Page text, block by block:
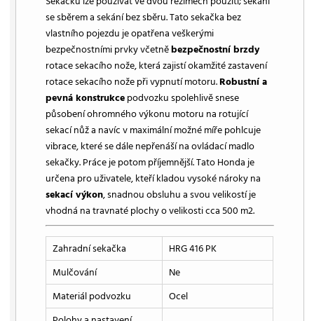
se sběrem a sekání bez sběru. Tato sekačka bez
vlastního pojezdu je opatřena veškerými
bezpečnostními prvky včetněbezpečnostní brzdy
rotace sekacího nože, která zajistí okamžité zastavení
rotace sekacího nože při vypnutí motoru.Robustní a
pevná konstrukcepodvozku spolehlivě snese
působení ohromného výkonu motoru na rotující
sekací nůž a navíc v maximální možné míře pohlcuje
vibrace, které se dále nepřenáší na ovládací madlo
sekačky. Práce je potom příjemnější. Tato Honda je
určena pro uživatele, kteří kladou vysoké nároky na
sekací výkon, snadnou obsluhu a svou velikostí je
vhodná na travnaté plochy o velikosti cca 500 m2.
Zahradní sekačka
HRG 416 PK
Mulčování
Ne
Materiál podvozku
Ocel